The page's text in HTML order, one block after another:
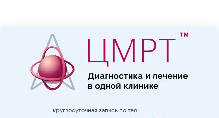
круглосуточная запись по тел.